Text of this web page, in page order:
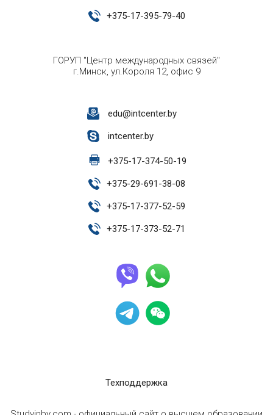
+375-17-395-79-40
ГОРУП "Центр международных связей"
г.Минск, ул.Короля 12, офис 9
edu@intcenter.by
intcenter.by
+375-17-374-50-19
+375-29-691-38-08
+375-17-377-52-59
+375-17-373-52-71
Техподдержка